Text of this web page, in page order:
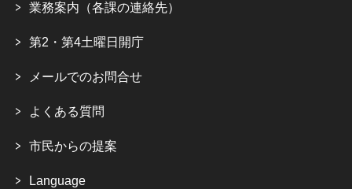
業務案内（各課の連絡先）
第2・第4土曜日開庁
メールでのお問合せ
よくある質問
市民からの提案
Language